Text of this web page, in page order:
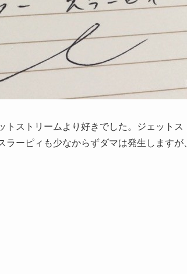
ストリームより好きでした。ジェットス
ーピィも少なからずダマは発生しますが